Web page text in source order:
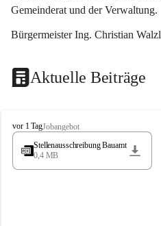
Gemeinderat und der Verwaltung.
Bürgermeister Ing. Christian Walzl
Aktuelle Beiträge
S
t
s
vor 1 TagJobangebot
Stellenausschreibung Bauamt
0,4 MB